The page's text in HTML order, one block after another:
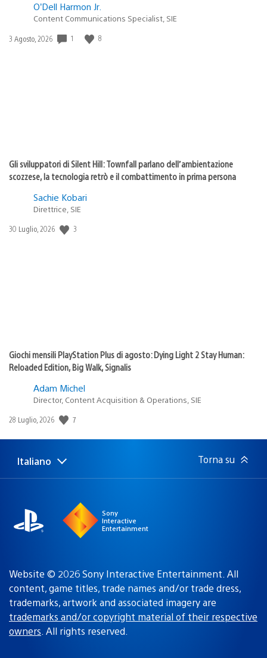
O’Dell Harmon Jr.
Content Communications Specialist, SIE
Data
3 Agosto, 2026 1 8
Gli sviluppatori di Silent Hill: Townfall parlano dell’ambientazione
scozzese, la tecnologia retrò e il combattimento in prima persona
Sachie Kobari
Direttrice, SIE
Data
30 Luglio, 2026 3
Giochi mensili PlayStation Plus di agosto: Dying Light 2 Stay Human:
Reloaded Edition, Big Walk, Signalis
Adam Michel
Director, Content Acquisition & Operations, SIE
Data
pubblicazione:
28 Luglio, 2026 7
Seleziona
una
Regione
attuale:
Italiano Torna su
Sony
Interactive
Entertainment
Website © 2026 Sony Interactive Entertainment. All
content, game titles, trade names and/or trade dress,
trademarks, artwork and associated imagery are
trademarks and/or copyright material of their respective
owners. All rights reserved.